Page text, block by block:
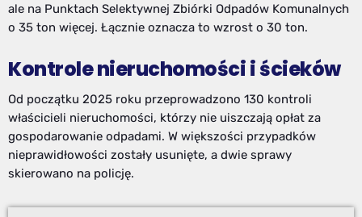
ale na Punktach Selektywnej Zbiórki Odpadów Komunalnych
o 35 ton więcej. Łącznie oznacza to wzrost o 30 ton.
Kontrole nieruchomości i ścieków
Od początku 2025 roku przeprowadzono 130 kontroli
właścicieli nieruchomości, którzy nie uiszczają opłat za
gospodarowanie odpadami. W większości przypadków
nieprawidłowości zostały usunięte, a dwie sprawy
skierowano na policję.